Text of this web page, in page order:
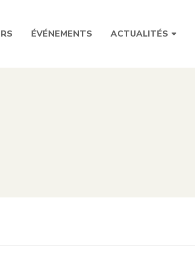
ÉVÉNEMENTS ACTUALITÉS